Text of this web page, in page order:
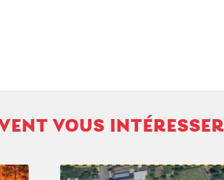
VOUS INTÉRESSER